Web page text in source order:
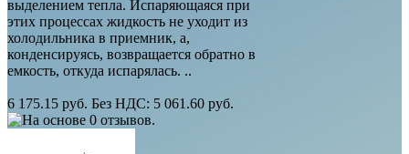
выделением тепла. Испаряющаяся при
этих процессах жидкость не уходит из
холодильника в приемник, а,
конденсируясь, возвращается обратно в
емкость, откуда испарялась. ..
6 175.15 руб. Без НДС: 5 061.60 руб.